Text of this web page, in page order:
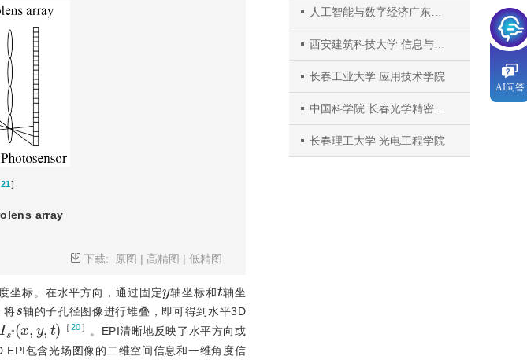
21］
array
下载:
原图 | 高精图 |低精图
坐标。在水平方向，通过固定 轴坐标和
t
轴坐
将
s
轴的子孔径图像进行堆叠，即可得到水平3D
Is*( x,y, t) ［20］
。EPI清晰地反映了水平方向或
包含光场图像的二维空间信息和一维角度信
人工智能与数字经济广东省实验室
西安建筑科技大学 信息与控制工程学院
长春工业大学 应用技术学院
中国科学院 长春光学精密机械与物理研究所
长春理工大学 光电工程学院
AI问答